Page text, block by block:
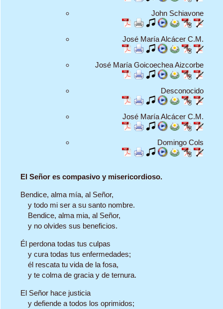
John Schiavone
José María Alcácer C.M.
José María Goicoechea Aizcorbe
Desconocido
José María Alcácer C.M.
Domingo Cols
El Señor es compasivo y misericordioso.
Bendice, alma mía, al Señor,
y todo mi ser a su santo nombre.
Bendice, alma mia, al Señor,
y no olvides sus beneficios.
Él perdona todas tus culpas
y cura todas tus enfermedades;
él rescata tu vida de la fosa,
y te colma de gracia y de ternura.
El Señor hace justicia
y defiende a todos los oprimidos;